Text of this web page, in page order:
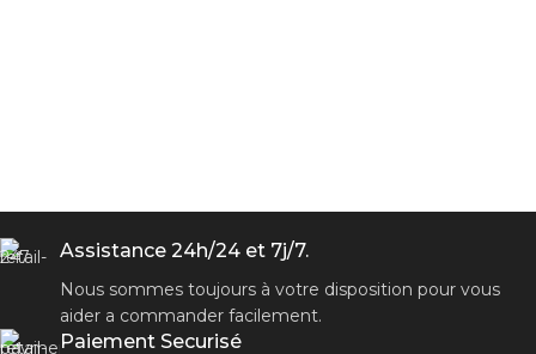
Assistance 24h/24 et 7j/7.
Nous sommes toujours à votre disposition pour vous
aider a commander facilement.
Paiement Securisé